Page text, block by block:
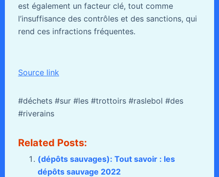
est également un facteur clé, tout comme
l’insuffisance des contrôles et des sanctions, qui
rend ces infractions fréquentes.
Source link
#déchets #sur #les #trottoirs #raslebol #des
#riverains
Related Posts:
(dépôts sauvages): Tout savoir : les
dépôts sauvage 2022